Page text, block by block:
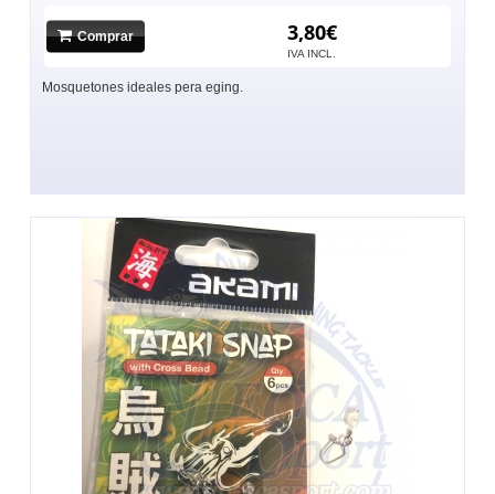
Comprar 3,80€
IVA INCL.
Mosquetones ideales pera eging.